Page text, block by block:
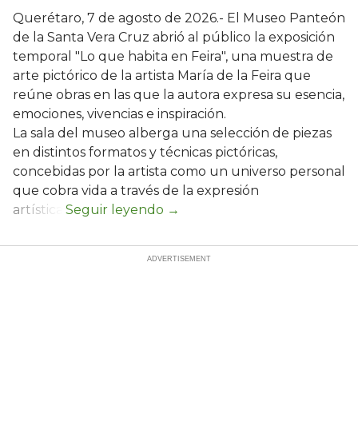
Querétaro, 7 de agosto de 2026.- El Museo Panteón
de la Santa Vera Cruz abrió al público la exposición
temporal "Lo que habita en Feira", una muestra de
arte pictórico de la artista María de la Feira que
reúne obras en las que la autora expresa su esencia,
emociones, vivencias e inspiración.
La sala del museo alberga una selección de piezas
en distintos formatos y técnicas pictóricas,
concebidas por la artista como un universo personal
que cobra vida a través de la expresión
artística.